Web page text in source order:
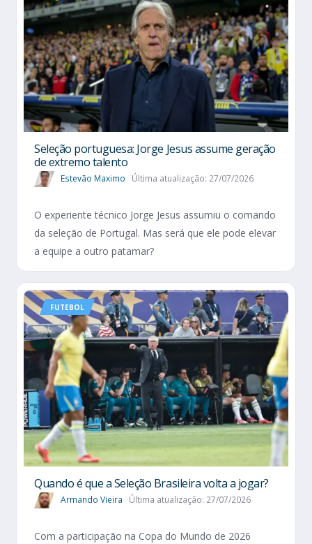
Seleção portuguesa: Jorge Jesus assume geração
de extremo talento
Estevão Maximo Última atualização: 27/07/2026
O experiente técnico Jorge Jesus assumiu o comando
da seleção de Portugal. Mas será que ele pode elevar
a equipe a outro patamar?
FUTEBOL
Quando é que a Seleção Brasileira volta a jogar?
Armando Vieira Última atualização: 27/07/2026
Com a participação na Copa do Mundo de 2026